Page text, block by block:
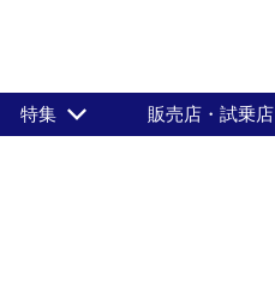
特集 販売店・試乗店